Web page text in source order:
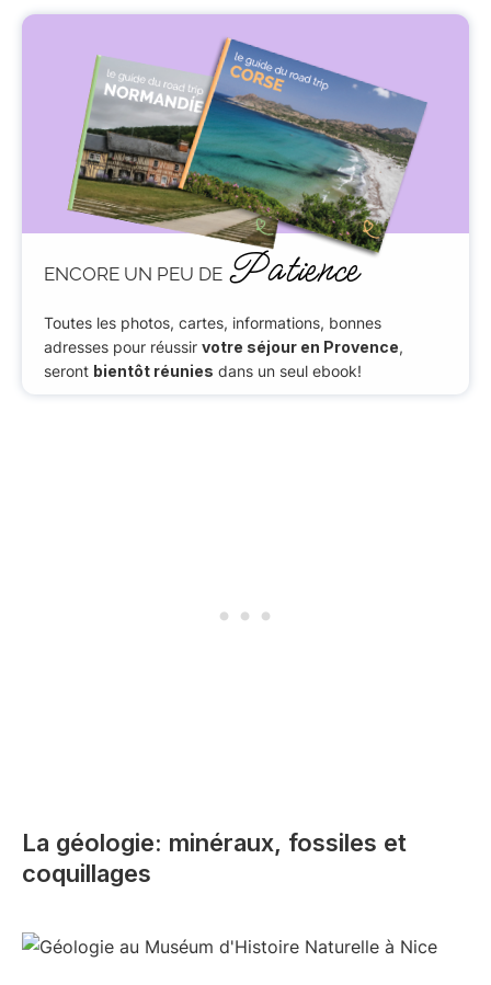
ENCORE UN PEU DE Patience
Toutes les photos, cartes, informations, bonnes
adresses pour réussir votre séjour en Provence,
seront bientôt réunies dans un seul ebook!
La géologie: minéraux, fossiles et
coquillages